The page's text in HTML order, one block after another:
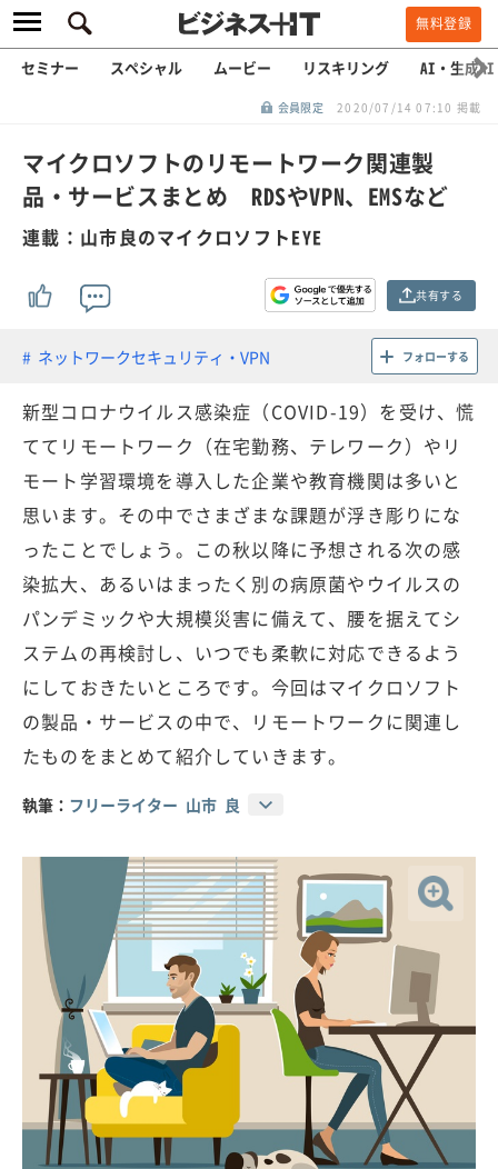
無料登録
セミナー スペシャル ムービー リスキリング AI・生成AI
会員限定 2020/07/14 07:10 掲載
マイクロソフトのリモートワーク関連製
品・サービスまとめ RDSやVPN、EMSなど
連載：山市良のマイクロソフトEYE
共有する
ネットワークセキュリティ・VPN フォローする
新型コロナウイルス感染症（COVID-19）を受け、慌
ててリモートワーク（在宅勤務、テレワーク）やリ
モート学習環境を導入した企業や教育機関は多いと
思います。その中でさまざまな課題が浮き彫りにな
ったことでしょう。この秋以降に予想される次の感
染拡大、あるいはまったく別の病原菌やウイルスの
パンデミックや大規模災害に備えて、腰を据えてシ
ステムの再検討し、いつでも柔軟に対応できるよう
にしておきたいところです。今回はマイクロソフト
の製品・サービスの中で、リモートワークに関連し
たものをまとめて紹介していきます。
執筆： フリーライター 山市 良